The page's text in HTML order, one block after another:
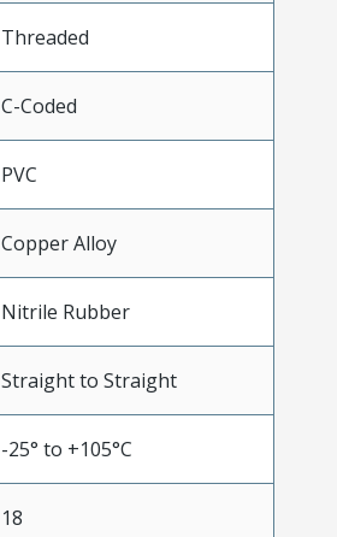
Threaded
C-Coded
PVC
Copper Alloy
Nitrile Rubber
Straight to Straight
-25° to +105°C
18